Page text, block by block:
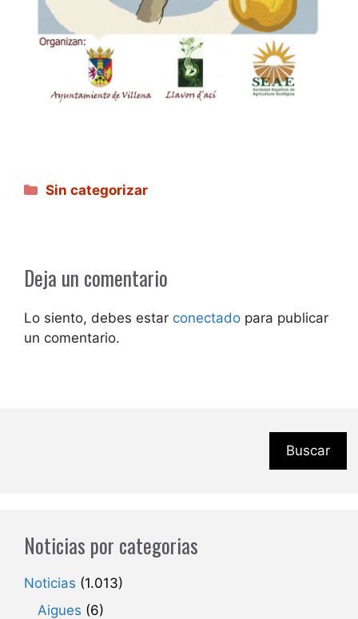
Categorías
Sin categorizar
Deja un comentario
Lo siento, debes estar conectado para publicar
un comentario.
Buscar
Noticias por categorias
Noticias (1.013)
Aigues (6)